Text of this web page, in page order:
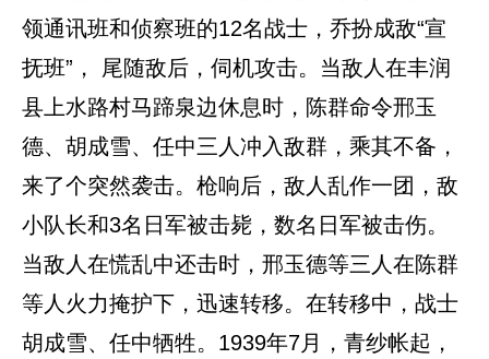
领通讯班和侦察班的12名战士，乔扮成敌“宣
抚班”， 尾随敌后，伺机攻击。当敌人在丰润
县上水路村马蹄泉边休息时，陈群命令邢玉
德、胡成雪、任中三人冲入敌群，乘其不备，
来了个突然袭击。枪响后，敌人乱作一团，敌
小队长和3名日军被击毙，数名日军被击伤。
当敌人在慌乱中还击时，邢玉德等三人在陈群
等人火力掩护下，迅速转移。在转移中，战士
胡成雪、任中牺牲。1939年7月，青纱帐起，